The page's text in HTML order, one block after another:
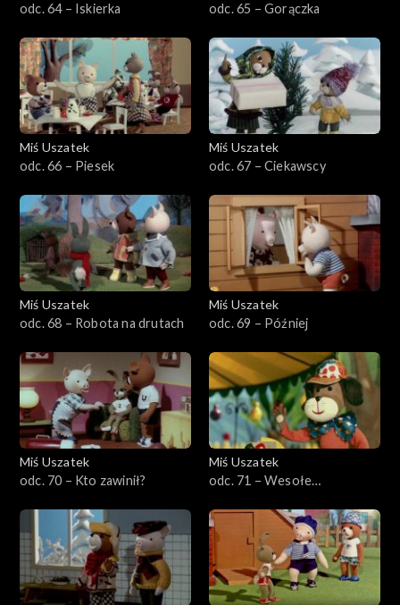
odc. 64 – Iskierka
odc. 65 – Gorączka
Miś Uszatek
odc. 66 – Piesek
Miś Uszatek
odc. 67 – Ciekawscy
Miś Uszatek
odc. 68 – Robota na drutach
Miś Uszatek
odc. 69 – Później
Miś Uszatek
odc. 70 – Kto zawinił?
Miś Uszatek
odc. 71 – Wesołe